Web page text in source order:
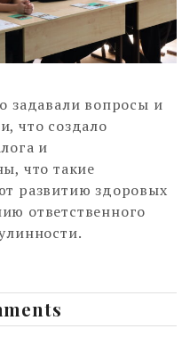
задавали вопросы и
что создало
и
что такие
развитию здоровых
ответственного